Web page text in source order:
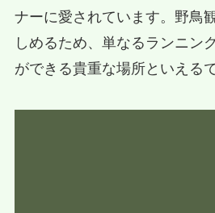
ナーに愛されています。野鳥
しめるため、単なるランニン
ができる貴重な場所といえる